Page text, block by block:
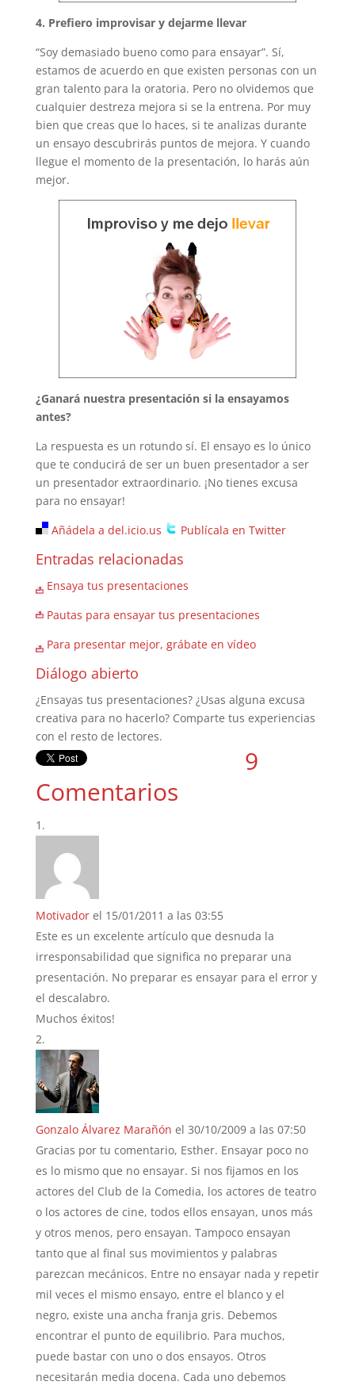
4. Prefiero improvisar y dejarme llevar
“Soy demasiado bueno como para ensayar”. Sí,
estamos de acuerdo en que existen personas con un
gran talento para la oratoria. Pero no olvidemos que
cualquier destreza mejora si se la entrena. Por muy
bien que creas que lo haces, si te analizas durante
un ensayo descubrirás puntos de mejora. Y cuando
llegue el momento de la presentación, lo harás aún
mejor.
¿Ganará nuestra presentación si la ensayamos
antes?
La respuesta es un rotundo sí. El ensayo es lo único
que te conducirá de ser un buen presentador a ser
un presentador extraordinario. ¡No tienes excusa
para no ensayar!
Añádela a del.icio.us
Publícala en Twitter
Entradas relacionadas
Ensaya tus presentaciones
Pautas para ensayar tus presentaciones
Para presentar mejor, grábate en vídeo
Diálogo abierto
¿Ensayas tus presentaciones? ¿Usas alguna excusa
creativa para no hacerlo? Comparte tus experiencias
con el resto de lectores.
9
Comentarios
Motivador el 15/01/2011 a las 03:55
Este es un excelente artículo que desnuda la
irresponsabilidad que significa no preparar una
presentación. No preparar es ensayar para el error y
el descalabro.
Muchos éxitos!
Gonzalo Álvarez Marañón el 30/10/2009 a las 07:50
Gracias por tu comentario, Esther. Ensayar poco no
es lo mismo que no ensayar. Si nos fijamos en los
actores del Club de la Comedia, los actores de teatro
o los actores de cine, todos ellos ensayan, unos más
y otros menos, pero ensayan. Tampoco ensayan
tanto que al final sus movimientos y palabras
parezcan mecánicos. Entre no ensayar nada y repetir
mil veces el mismo ensayo, entre el blanco y el
negro, existe una ancha franja gris. Debemos
encontrar el punto de equilibrio. Para muchos,
puede bastar con uno o dos ensayos. Otros
necesitarán media docena. Cada uno debemos